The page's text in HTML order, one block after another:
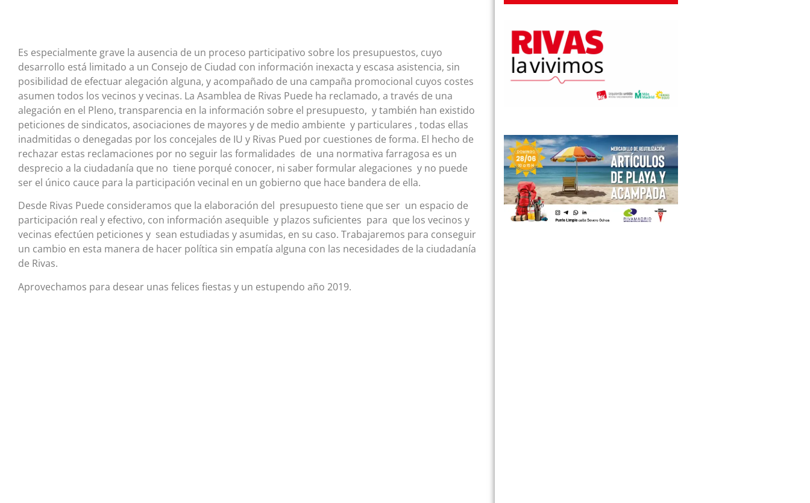
Es especialmente grave la ausencia de un proceso participativo sobre los presupuestos, cuyo
desarrollo está limitado a un Consejo de Ciudad con información inexacta y escasa asistencia, sin
posibilidad de efectuar alegación alguna, y acompañado de una campaña promocional cuyos costes
asumen todos los vecinos y vecinas. La Asamblea de Rivas Puede ha reclamado, a través de una
alegación en el Pleno, transparencia en la información sobre el presupuesto, y también han existido
peticiones de sindicatos, asociaciones de mayores y de medio ambiente y particulares , todas ellas
inadmitidas o denegadas por los concejales de IU y Rivas Pued por cuestiones de forma. El hecho de
rechazar estas reclamaciones por no seguir las formalidades de una normativa farragosa es un
desprecio a la ciudadanía que no tiene porqué conocer, ni saber formular alegaciones y no puede
ser el único cauce para la participación vecinal en un gobierno que hace bandera de ella.
Desde Rivas Puede consideramos que la elaboración del presupuesto tiene que ser un espacio de
participación real y efectivo, con información asequible y plazos suficientes para que los vecinos y
vecinas efectúen peticiones y sean estudiadas y asumidas, en su caso. Trabajaremos para conseguir
un cambio en esta manera de hacer política sin empatía alguna con las necesidades de la ciudadanía
de Rivas.
Aprovechamos para desear unas felices fiestas y un estupendo año 2019.